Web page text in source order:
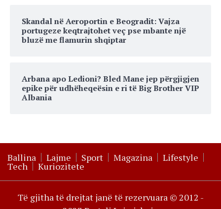
Skandal në Aeroportin e Beogradit: Vajza
portugeze keqtrajtohet veç pse mbante një
bluzë me flamurin shqiptar
Arbana apo Ledioni? Bled Mane jep përgjigjen
epike për udhëheqeësin e ri të Big Brother VIP
Albania
Ballina Lajme Sport Magazina Lifestyle
Tech Kuriozitete
Të gjitha të drejtat janë të rezervuara © 2012 -